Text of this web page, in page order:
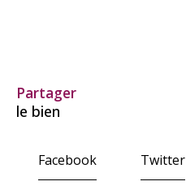
partager
le bien
Facebook Twitter